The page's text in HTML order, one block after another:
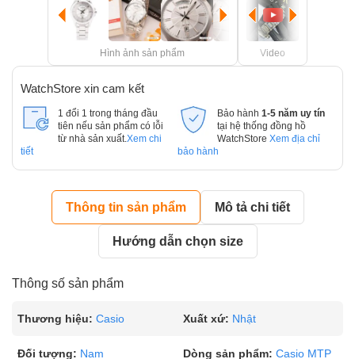
Hình ảnh sản phẩm Video
WatchStore xin cam kết
1 đổi 1 trong tháng đầu
tiên nếu sản phẩm có lỗi
từ nhà sản xuất. Xem chi
tiết
Bảo hành 1-5 năm uy tín
tại hệ thống đồng hồ
WatchStore Xem địa chỉ
bảo hành
Thông tin sản phẩm Mô tả chi tiết
Hướng dẫn chọn size
Thông số sản phẩm
Thương hiệu: Casio Xuất xứ: Nhật
Đối tượng: Nam Dòng sản phẩm: Casio MTP